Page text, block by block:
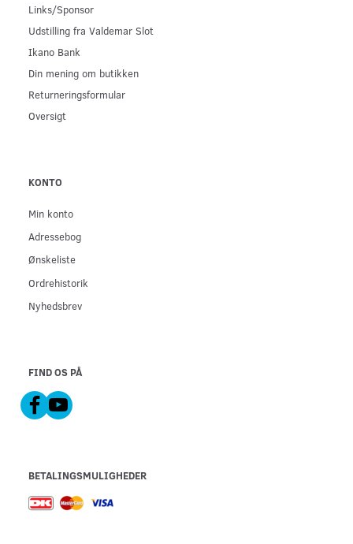
Links/Sponsor
Udstilling fra Valdemar Slot
Ikano Bank
Din mening om butikken
Returneringsformular
Oversigt
KONTO
Min konto
Adressebog
Ønskeliste
Ordrehistorik
Nyhedsbrev
FIND OS PÅ
BETALINGSMULIGHEDER